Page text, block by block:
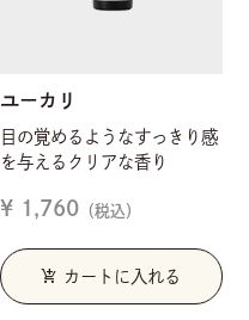
ユーカリ
目の覚めるようなすっきり感
を与えるクリアな香り
¥ 1,760 （税込）
add_shopping_cart カートに入れる